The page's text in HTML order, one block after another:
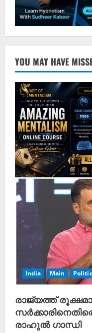
YOU MAY HAVE
India Main
രാജ്യത്ത്
രാഹുൽ ഗാന്ധി